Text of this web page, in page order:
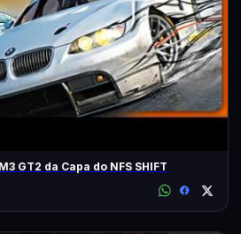
GT2 da Capa do NFS SHIFT